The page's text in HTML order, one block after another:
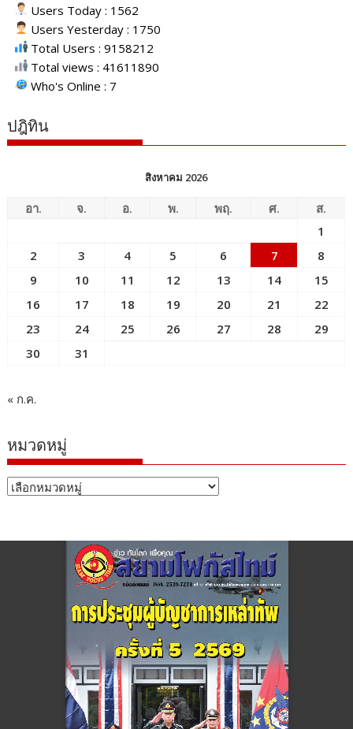
Users Today : 1562
Users Yesterday : 1750
Total Users : 9158212
Total views : 41611890
Who's Online : 7
ปฎิทิน
สิงหาคม 2026
อา. จ. อ. พ. พฤ. ศ.
ส.
1
2
3 4 5 6 7
8
9
10 11 12 13 14
15
16
17 18 19 20 21
22
23
24 25 26 27 28
29
30
31
« ก.ค.
หมวดหมู่
หมวด